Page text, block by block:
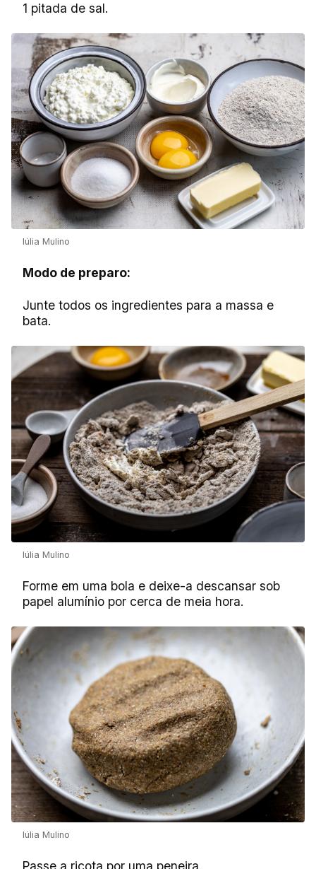
1 pitada de sal.
Iúlia Mulino
Modo de preparo:
Junte todos os ingredientes para a massa e
bata.
Iúlia Mulino
Forme em uma bola e deixe-a descansar sob
papel alumínio por cerca de meia hora.
Iúlia Mulino
Passe a ricota por uma peneira.